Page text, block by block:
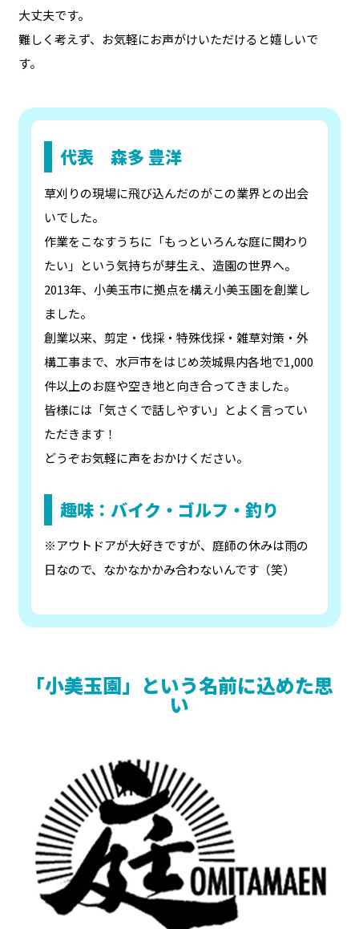
大丈夫です。
難しく考えず、お気軽にお声がけいただけると嬉しいで
す。
代表 森多 豊洋
草刈りの現場に飛び込んだのがこの業界との出会
いでした。
作業をこなすうちに「もっといろんな庭に関わり
たい」という気持ちが芽生え、造園の世界へ。
2013年、小美玉市に拠点を構え小美玉園を創業し
ました。
創業以来、剪定・伐採・特殊伐採・雑草対策・外
構工事まで、水戸市をはじめ茨城県内各地で1,000
件以上のお庭や空き地と向き合ってきました。
皆様には「気さくで話しやすい」とよく言ってい
ただきます！
どうぞお気軽に声をおかけください。
趣味：バイク・ゴルフ・釣り
※アウトドアが大好きですが、庭師の休みは雨の
日なので、なかなかかみ合わないんです（笑）
「小美玉園」という名前に込めた思
い